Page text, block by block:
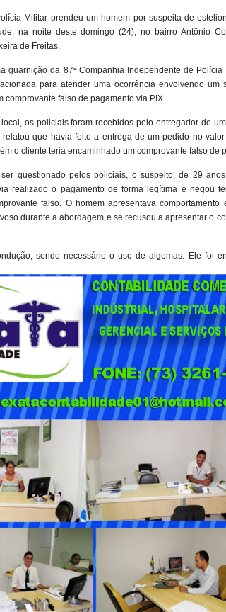
Militar prendeu um homem por suspeita de
na noite deste domingo (24), no bairro Antônio
de Freitas.
guarnição da 87ª Companhia Independente de Polícia
para atender uma ocorrência envolvendo um
comprovante falso de pagamento via PIX.
local, os policiais foram recebidos pelo entregador de
relatou que havia feito a entrega de um pedido no
o cliente teria encaminhado um comprovante falso de
questionado pelos policiais, o suspeito, de 29
realizado o pagamento de forma legítima e negou
falso. O homem apresentava comportamento
durante a abordagem e se recusou a apresentar o
sendo necessário o uso de algemas. Ele foi
de Freitas
integrada realizada na manhã desta
(CIPM), da Força Integrada de Combate ao Crime
mandado expedido pela Comarca de Ribeira do
e, durante patrulhamento pela Rua Gil Campista,
e se escondendo em um banheiro social localizado no
do suspeito, bem como a existência do
Penal Brasileiro.
de Freitas.